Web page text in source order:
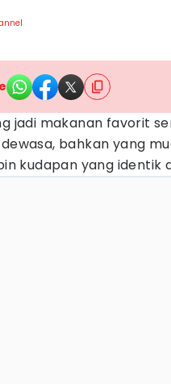
jadi makanan favorit
bahkan yang
kudapan yang identik